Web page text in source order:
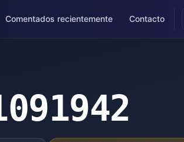
Comentados recientemente Contacto